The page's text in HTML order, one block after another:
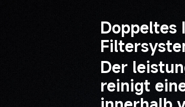
Doppeltes
Der
reinigt